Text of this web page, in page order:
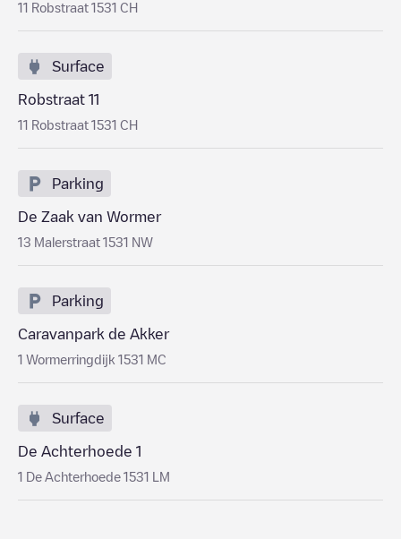
11 Robstraat 1531 CH
Surface
Robstraat 11
11 Robstraat 1531 CH
Parking
De Zaak van Wormer
13 Malerstraat 1531 NW
Parking
Caravanpark de Akker
1 Wormerringdijk 1531 MC
Surface
De Achterhoede 1
1 De Achterhoede 1531 LM